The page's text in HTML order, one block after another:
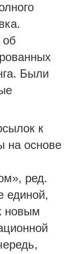
об
Были
к
на основе
ред.
единой,
новым